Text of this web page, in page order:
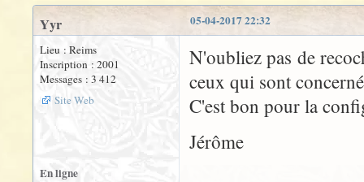
05-04-2017 22:32
Yyr
Lieu : Reims
Inscription : 2001
Messages : 3 412
Site Web
N'oubliez pas de
ceux qui sont
C'est bon pour la
Jérôme
En ligne